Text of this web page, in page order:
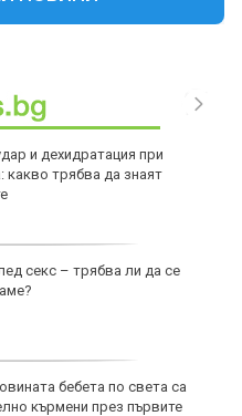
и дехидратация при
какво трябва да знаят
секс – трябва ли да се
бебета по света са
кърмени през първите